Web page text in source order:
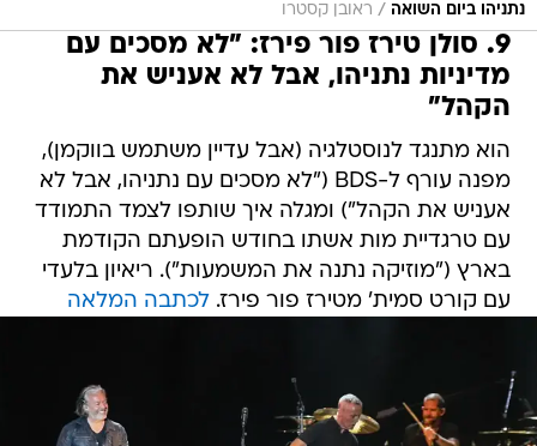
נתניהו ביום השואה / ראובן קסטרו
9. סולן טירז פור פירז: "לא מסכים עם
מדיניות נתניהו, אבל לא אעניש את
הקהל"
הוא מתנגד לנוסטלגיה (אבל עדיין משתמש בווקמן),
מפנה עורף ל-BDS ("לא מסכים עם נתניהו, אבל לא
אעניש את הקהל") ומגלה איך שותפו לצמד התמודד
עם טרגדיית מות אשתו בחודש הופעתם הקודמת
בארץ ("מוזיקה נתנה את המשמעות"). ריאיון בלעדי
עם קורט סמית' מטירז פור פירז.לכתבה המלאה